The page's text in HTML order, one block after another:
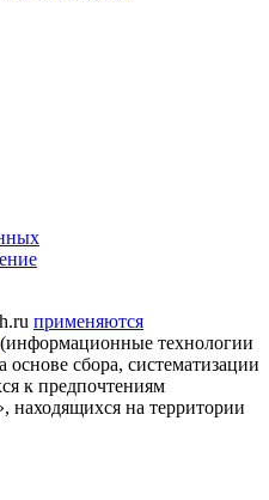
применяются
(информационные технологии
сбора, систематизации
к предпочтениям
находящихся на территории